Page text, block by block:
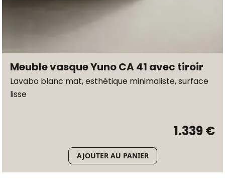
Meuble vasque Yuno CA 41 avec tiroir
Lavabo blanc mat, esthétique minimaliste, surface
lisse
1.339 €
AJOUTER AU PANIER